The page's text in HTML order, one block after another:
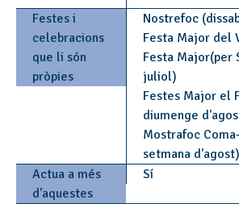
Festes i
celebracions
que li són
pròpies
Nostrefoc
Festa Major del
Festa Major(per
juliol)
Festes Major el
diumenge
Mostrafoc
setmana d'agost)
Actua a més
d'aquestes
Sí